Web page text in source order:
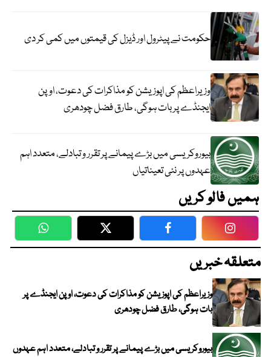
حکومت نے پیٹرول اور ڈیزل کی قیمتوں میں کمی کر دی
وزیراعظم کی اپوزیشن کو مذاکرات کی دعوت، اوپن
ایجنڈے پر بات ہوگی، طارق فضل چودھری
بیوروکریسی میں بڑے پیمانے پر تقرر و تبادلے، متعدد اہم
عہدوں پر نئی تعیناتیاں
ہمیں فالو کریں
WhatsApp Twitter Facebook
متعلقہ خبریں
وزیراعظم کی اپوزیشن کو مذاکرات کی دعوت، اوپن ایجنڈے پر
بات ہوگی، طارق فضل چودھری
بیوروکریسی میں بڑے پیمانے پر تقرر و تبادلے، متعدد اہم عہدوں